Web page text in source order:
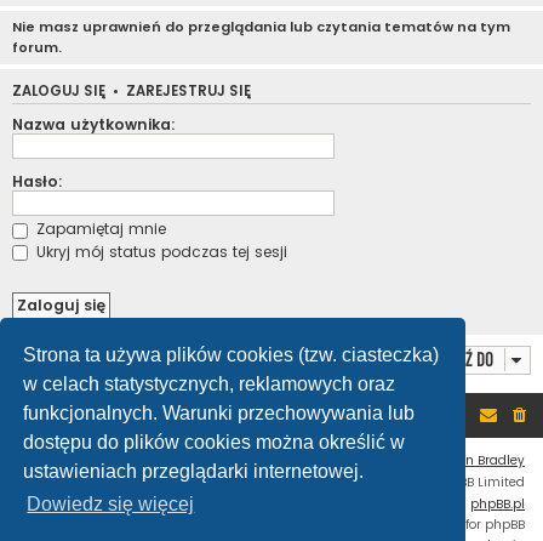
Strona ta używa plików cookies (tzw. ciasteczka)
w celach statystycznych, reklamowych oraz
funkcjonalnych. Warunki przechowywania lub
dostępu do plików cookies można określić w
ustawieniach przeglądarki internetowej.
Dowiedz się więcej
Nie masz uprawnień do przeglądania lub czytania tematów na tym
forum.
ZALOGUJ SIĘ • ZAREJESTRUJ SIĘ
Nazwa użytkownika:
Hasło:
Zapamiętaj mnie
Ukryj mój status podczas tej sesji
Przejdź do
Portal Forum
Ian Bradley
Technologię dostarczaphpBB® Forum Software © phpBB Limited
phpBB.pl
extension for phpBB